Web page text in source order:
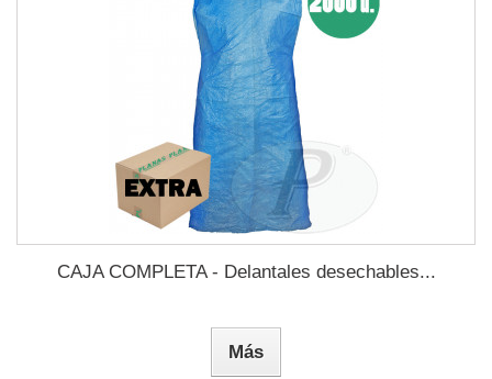
CAJA COMPLETA - Delantales desechables...
Más